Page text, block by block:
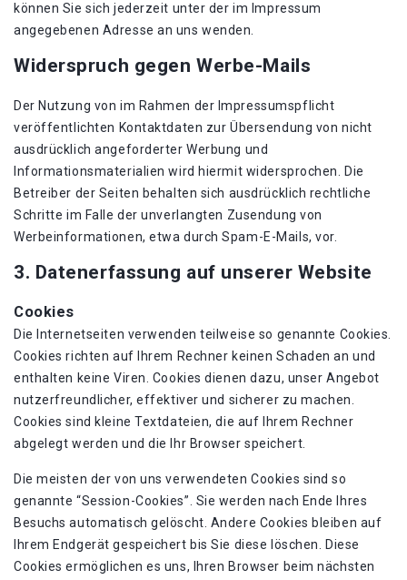
können Sie sich jederzeit unter der im Impressum
angegebenen Adresse an uns wenden.
Widerspruch gegen Werbe-Mails
Der Nutzung von im Rahmen der Impressumspflicht
veröffentlichten Kontaktdaten zur Übersendung von nicht
ausdrücklich angeforderter Werbung und
Informationsmaterialien wird hiermit widersprochen. Die
Betreiber der Seiten behalten sich ausdrücklich rechtliche
Schritte im Falle der unverlangten Zusendung von
Werbeinformationen, etwa durch Spam-E-Mails, vor.
3. Datenerfassung auf unserer Website
Cookies
Die Internetseiten verwenden teilweise so genannte Cookies.
Cookies richten auf Ihrem Rechner keinen Schaden an und
enthalten keine Viren. Cookies dienen dazu, unser Angebot
nutzerfreundlicher, effektiver und sicherer zu machen.
Cookies sind kleine Textdateien, die auf Ihrem Rechner
abgelegt werden und die Ihr Browser speichert.
Die meisten der von uns verwendeten Cookies sind so
genannte “Session-Cookies”. Sie werden nach Ende Ihres
Besuchs automatisch gelöscht. Andere Cookies bleiben auf
Ihrem Endgerät gespeichert bis Sie diese löschen. Diese
Cookies ermöglichen es uns, Ihren Browser beim nächsten